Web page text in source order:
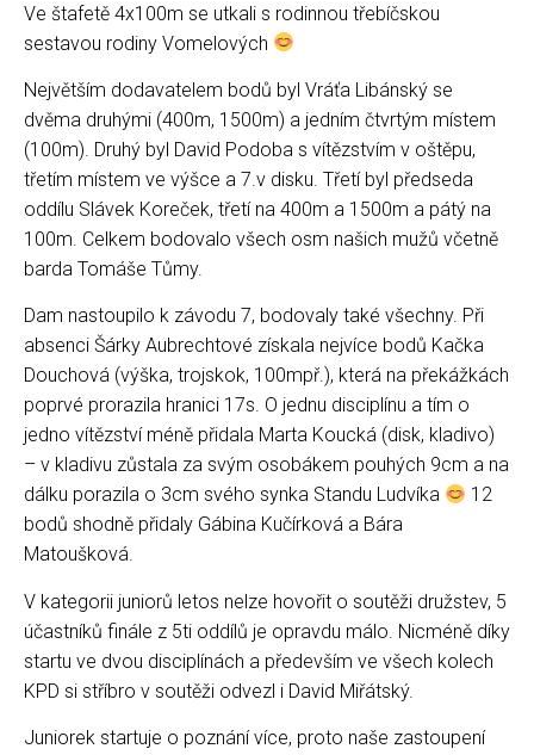
Ve štafetě 4x100m se utkali s rodinnou třebíčskou
sestavou rodiny Vomelových
Největším dodavatelem bodů byl Vráťa Libánský se
dvěma druhými (400m, 1500m) a jedním čtvrtým místem
(100m). Druhý byl David Podoba s vítězstvím v oštěpu,
třetím místem ve výšce a 7.v disku. Třetí byl předseda
oddílu Slávek Koreček, třetí na 400m a 1500m a pátý na
100m. Celkem bodovalo všech osm našich mužů včetně
barda Tomáše Tůmy.
Dam nastoupilo k závodu 7, bodovaly také všechny. Při
absenci Šárky Aubrechtové získala nejvíce bodů Kačka
Douchová (výška, trojskok, 100mpř.), která na překážkách
poprvé prorazila hranici 17s. O jednu disciplínu a tím o
jedno vítězství méně přidala Marta Koucká (disk, kladivo)
– v kladivu zůstala za svým osobákem pouhých 9cm a na
dálku porazila o 3cm svého synka Standu Ludvíka
12
bodů shodně přidaly Gábina Kučírková a Bára
Matoušková.
V kategorii juniorů letos nelze hovořit o soutěži družstev, 5
účastníků finále z 5ti oddílů je opravdu málo. Nicméně díky
startu ve dvou disciplínách a především ve všech kolech
KPD si stříbro v soutěži odvezl i David Miřátský.
Juniorek startuje o poznání více, proto naše zastoupení